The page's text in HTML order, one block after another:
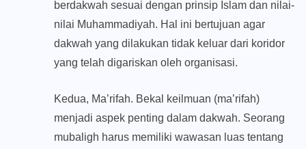
berdakwah sesuai dengan prinsip Islam dan nilai-
nilai Muhammadiyah. Hal ini bertujuan agar
dakwah yang dilakukan tidak keluar dari koridor
yang telah digariskan oleh organisasi.
Kedua, Ma’rifah. Bekal keilmuan (ma’rifah)
menjadi aspek penting dalam dakwah. Seorang
mubaligh harus memiliki wawasan luas tentang